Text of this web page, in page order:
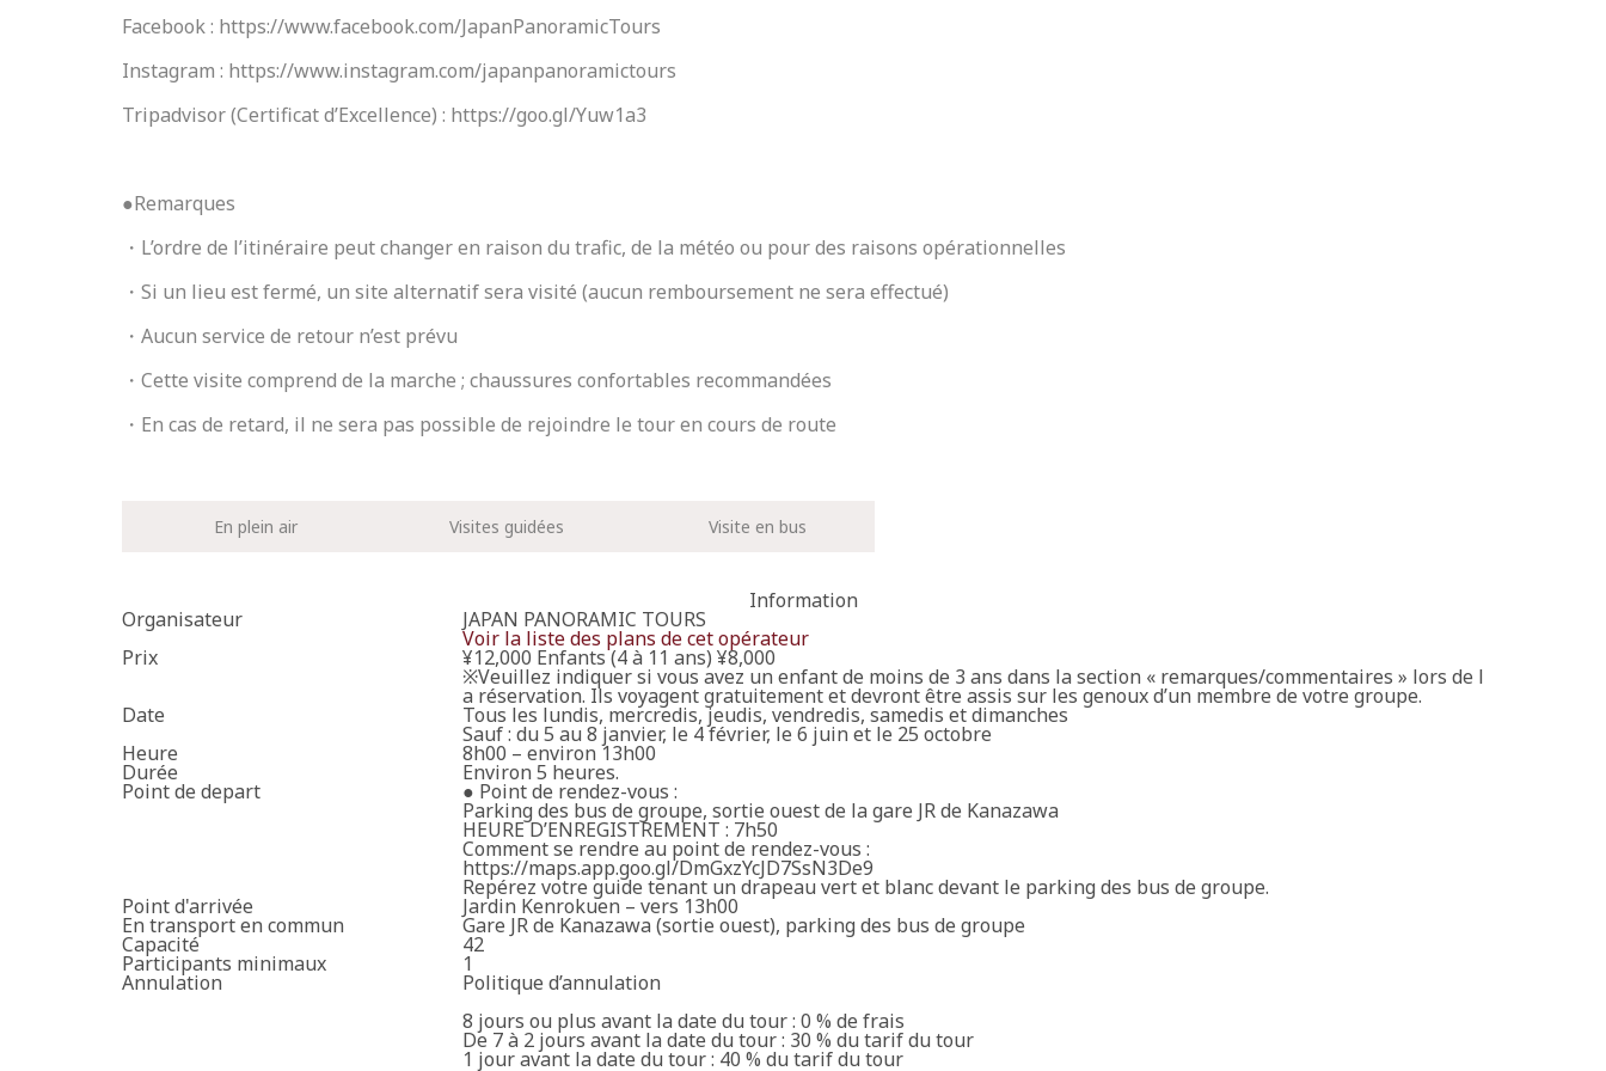
Facebook : https://www.facebook.com/JapanPanoramicTours
Instagram : https://www.instagram.com/japanpanoramictours
Tripadvisor (Certificat d’Excellence) : https://goo.gl/Yuw1a3
●Remarques
・L’ordre de l’itinéraire peut changer en raison du trafic, de la météo ou pour des raisons opérationnelles
・Si un lieu est fermé, un site alternatif sera visité (aucun remboursement ne sera effectué)
・Aucun service de retour n’est prévu
・Cette visite comprend de la marche ; chaussures confortables recommandées
・En cas de retard, il ne sera pas possible de rejoindre le tour en cours de route
En plein air Visites guidées Visite en bus
Information
Organisateur JAPAN PANORAMIC TOURS
Voir la liste des plans de cet opérateur
Prix ¥12,000 Enfants (4 à 11 ans) ¥8,000
※Veuillez indiquer si vous avez un enfant de moins de 3 ans dans la section « remarques/commentaires » lors de l
a réservation. Ils voyagent gratuitement et devront être assis sur les genoux d’un membre de votre groupe.
Date Tous les lundis, mercredis, jeudis, vendredis, samedis et dimanches
Sauf : du 5 au 8 janvier, le 4 février, le 6 juin et le 25 octobre
Heure 8h00 – environ 13h00
Durée Environ 5 heures.
Point de depart ● Point de rendez-vous :
Parking des bus de groupe, sortie ouest de la gare JR de Kanazawa
HEURE D’ENREGISTREMENT : 7h50
Comment se rendre au point de rendez-vous :
https://maps.app.goo.gl/DmGxzYcJD7SsN3De9
Repérez votre guide tenant un drapeau vert et blanc devant le parking des bus de groupe.
Point d'arrivée Jardin Kenrokuen – vers 13h00
En transport en commun Gare JR de Kanazawa (sortie ouest), parking des bus de groupe
Capacité 42
Participants minimaux 1
Annulation
Politique d’annulation
8 jours ou plus avant la date du tour : 0 % de frais
De 7 à 2 jours avant la date du tour : 30 % du tarif du tour
1 jour avant la date du tour : 40 % du tarif du tour